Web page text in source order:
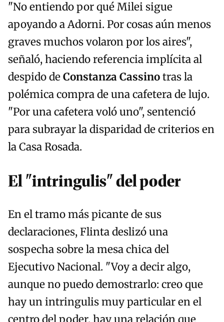
"No entiendo por qué Milei sigue
apoyando a Adorni. Por cosas aún menos
graves muchos volaron por los aires",
señaló, haciendo referencia implícita al
despido deConstanza Cassinotras la
polémica compra de una cafetera de lujo.
"Por una cafetera voló uno", sentenció
para subrayar la disparidad de criterios en
la Casa Rosada.
El "intringulis" del poder
En el tramo más picante de sus
declaraciones, Flinta deslizó una
sospecha sobre la mesa chica del
Ejecutivo Nacional. "Voy a decir algo,
aunque no puedo demostrarlo: creo que
hay un intringulis muy particular en el